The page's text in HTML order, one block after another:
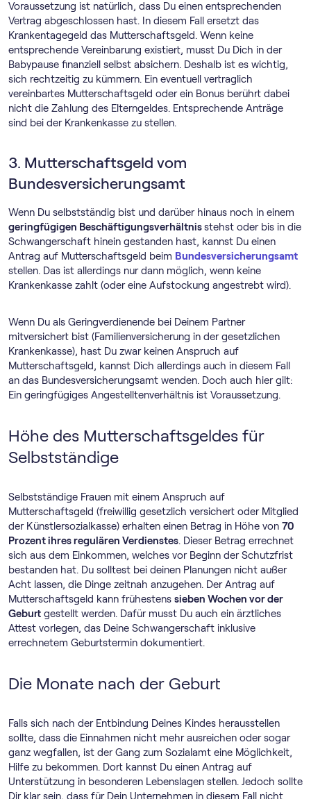
Voraussetzung ist natürlich, dass Du einen entsprechenden
Vertrag abgeschlossen hast. In diesem Fall ersetzt das
Krankentagegeld das Mutterschaftsgeld. Wenn keine
entsprechende Vereinbarung existiert, musst Du Dich in der
Babypause finanziell selbst absichern. Deshalb ist es wichtig,
sich rechtzeitig zu kümmern. Ein eventuell vertraglich
vereinbartes Mutterschaftsgeld oder ein Bonus berührt dabei
nicht die Zahlung des Elterngeldes. Entsprechende Anträge
sind bei der Krankenkasse zu stellen.
3. Mutterschaftsgeld vom
Bundesversicherungsamt
Wenn Du selbstständig bist und darüber hinaus noch in einem
geringfügigen Beschäftigungsverhältnisstehst oder bis in die
Schwangerschaft hinein gestanden hast, kannst Du einen
Antrag auf Mutterschaftsgeld beim Bundesversicherungsamt
stellen. Das ist allerdings nur dann möglich, wenn keine
Krankenkasse zahlt (oder eine Aufstockung angestrebt wird).
Wenn Du als Geringverdienende bei Deinem Partner
mitversichert bist (Familienversicherung in der gesetzlichen
Krankenkasse), hast Du zwar keinen Anspruch auf
Mutterschaftsgeld, kannst Dich allerdings auch in diesem Fall
an das Bundesversicherungsamt wenden. Doch auch hier gilt:
Ein geringfügiges Angestelltenverhältnis ist Voraussetzung.
Höhe des Mutterschaftsgeldes für
Selbstständige
Selbstständige Frauen mit einem Anspruch auf
Mutterschaftsgeld (freiwillig gesetzlich versichert oder Mitglied
der Künstlersozialkasse) erhalten einen Betrag in Höhe von 70
Prozent ihres regulären Verdienstes. Dieser Betrag errechnet
sich aus dem Einkommen, welches vor Beginn der Schutzfrist
bestanden hat. Du solltest bei deinen Planungen nicht außer
Acht lassen, die Dinge zeitnah anzugehen. Der Antrag auf
Mutterschaftsgeld kann frühestens sieben Wochen vor der
Geburt gestellt werden. Dafür musst Du auch ein ärztliches
Attest vorlegen, das Deine Schwangerschaft inklusive
errechnetem Geburtstermin dokumentiert.
Die Monate nach der Geburt
Falls sich nach der Entbindung Deines Kindes herausstellen
sollte, dass die Einnahmen nicht mehr ausreichen oder sogar
ganz wegfallen, ist der Gang zum Sozialamt eine Möglichkeit,
Hilfe zu bekommen. Dort kannst Du einen Antrag auf
Unterstützung in besonderen Lebenslagen stellen. Jedoch sollte
Dir klar sein, dass für Dein Unternehmen in diesem Fall nicht